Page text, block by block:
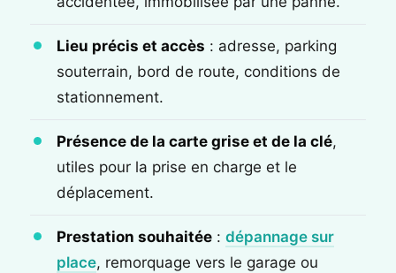
Lieu précis et accès : adresse, parking
souterrain, bord de route, conditions de
stationnement.
Présence de la carte grise et de la clé,
utiles pour la prise en charge et le
déplacement.
Prestation souhaitée : dépannage sur
place, remorquage vers le garage ou